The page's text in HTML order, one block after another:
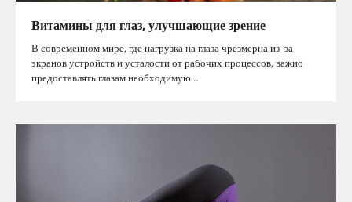
Витамины для глаз, улучшающие зрение
В современном мире, где нагрузка на глаза чрезмерна из-за
экранов устройств и усталости от рабочих процессов, важно
предоставлять глазам необходимую…